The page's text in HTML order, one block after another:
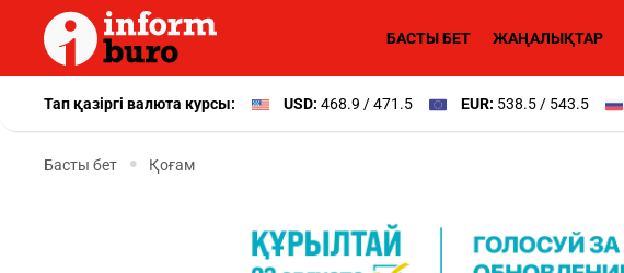
БАСТЫ БЕТ ЖАҢАЛЫҚТАР
Тап қазіргі валюта курсы: USD: 468.9 / 471.5 EUR: 538.5 / 543.5
Басты бет Қоғам